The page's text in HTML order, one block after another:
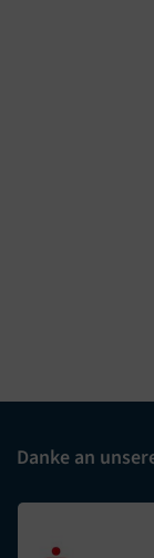
Danke an